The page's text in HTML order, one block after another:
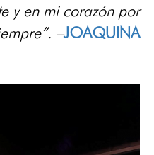
y en mi corazón por
–JOAQUINA